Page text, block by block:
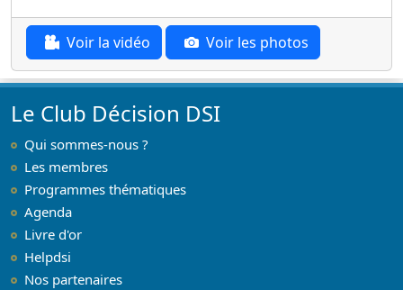
Voir la vidéo Voir les photos
Le Club Décision DSI
Qui sommes-nous ?
Les membres
Programmes thématiques
Agenda
Livre d'or
Helpdsi
Nos partenaires